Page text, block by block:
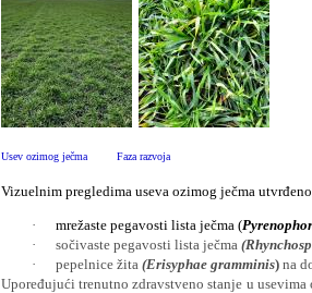
Usev ozimog ječma Faza razvoja
Vizuelnim pregledima useva ozimog ječma
· mrežaste pegavosti lista ječma (
·
sočivaste pegavosti lista ječma
·
pepelnice žita(Erisyphae gramminis) na
Upoređujući trenutno zdravstveno stanje u